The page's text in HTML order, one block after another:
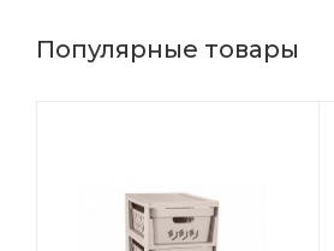
Популярные товары